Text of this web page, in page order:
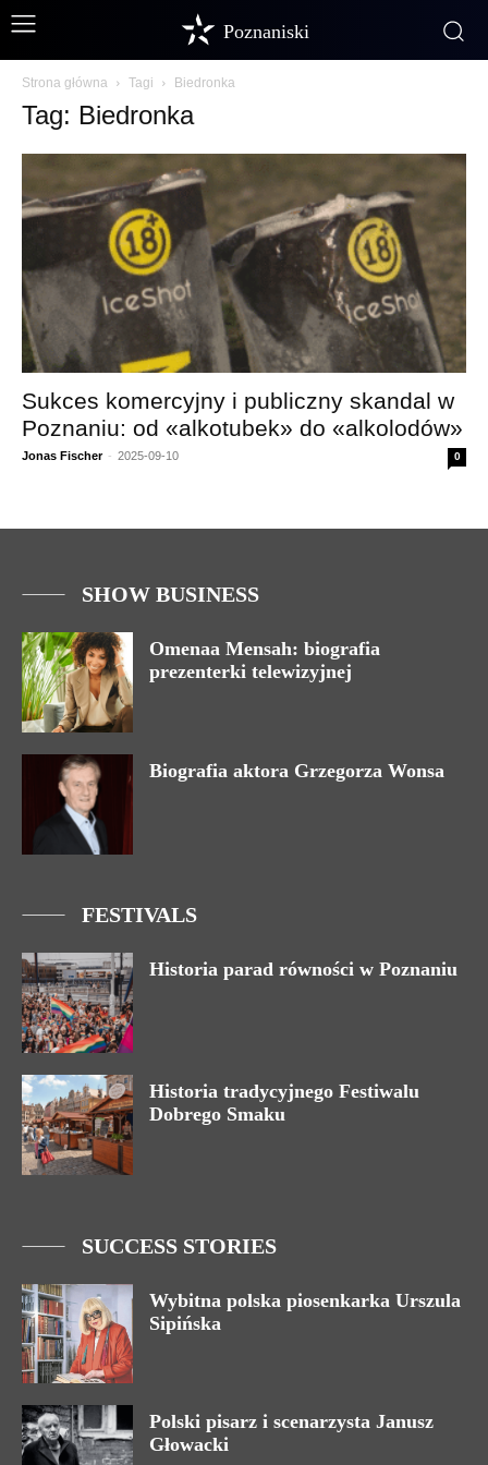
Poznaniski
Strona główna Tagi Biedronka
Tag: Biedronka
Sukces komercyjny i publiczny skandal w
Poznaniu: od «alkotubek» do «alkolodów»
Jonas Fischer - 2025-09-10 0
SHOW BUSINESS
Omenaa Mensah: biografia
prezenterki telewizyjnej
Biografia aktora Grzegorza Wonsa
FESTIVALS
Historia parad równości w Poznaniu
Historia tradycyjnego Festiwalu
Dobrego Smaku
SUCCESS STORIES
Wybitna polska piosenkarka Urszula
Sipińska
Polski pisarz i scenarzysta Janusz
Głowacki